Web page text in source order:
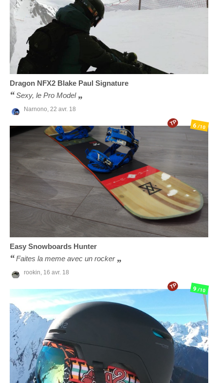
Dragon NFX2 Blake Paul Signature
Sexy, le Pro Model
Narnono, 22 avr. 18
Easy Snowboards Hunter
Faites la meme avec un rocker
rookin, 16 avr. 18
6/10
TP
9/10
TP